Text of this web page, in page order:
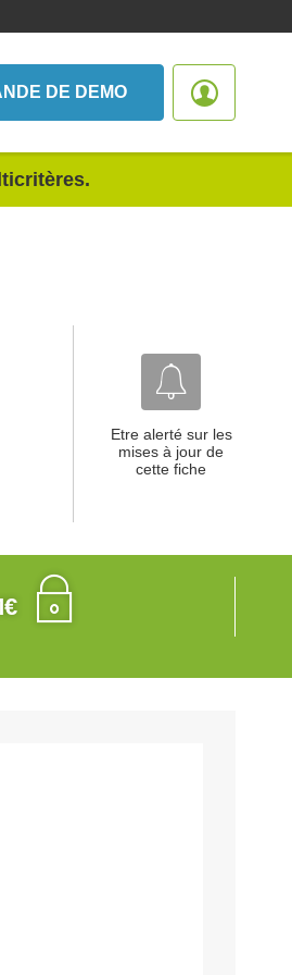
DE DEMO
Etre alerté sur les
mises à jour de
cette fiche